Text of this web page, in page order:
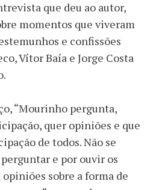
que deu ao autor,
momentos que viveram
e confissões
Vítor Baía e Jorge Costa
“Mourinho pergunta,
quer opiniões e que
de todos. Não se
e por ouvir os
sobre a forma de